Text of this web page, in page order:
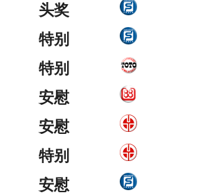
头奖
特别
特别
安慰
安慰
特别
安慰